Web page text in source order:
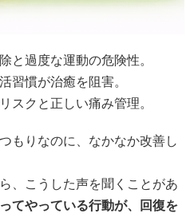
と過度な運動の危険性。
習慣が治癒を阻害。
スクと正しい痛み管理。
もりなのに、なかなか改善し
、こうした声を聞くことがあ
てやっている行動が、回復を